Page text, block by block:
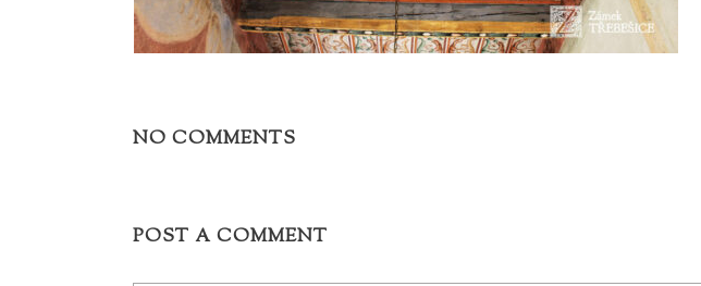
NO COMMENTS
POST A COMMENT